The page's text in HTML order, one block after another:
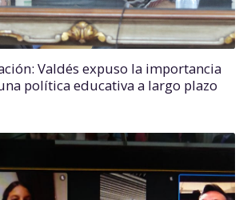
Valdés expuso la importancia
política educativa a largo plazo